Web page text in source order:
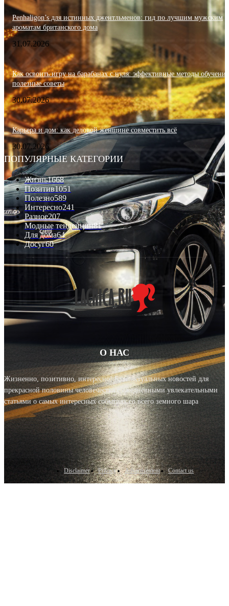
Penhaligon’s для истинных джентльменов: гид по лучшим мужским
ароматам британского дома
31.07.2026
Как освоить игру на барабанах с нуля: эффективные методы
полезные советы
30.07.2026
Карьера и дом: как деловой женщине совместить всё
30.07.2026
ПОПУЛЯРНЫЕ КАТЕГОРИИ
Жизнь1668
Позитив1051
Полезно589
Интересно241
Разное207
Модные тенденции81
Для дома64
Досуг60
О НАС
Жизненно, позитивно, интересно! Блог актуальных новостей для
прекрасной половины человечества с ежедневными увлекательными
статьями о самых интересных событиях со всего земного шара
Disclaimer Privacy Advertisement Contact us